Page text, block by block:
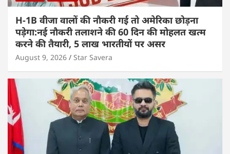
H-1B वीजा वालों की नौकरी गई तो अमेरिका छोड़ना
पड़ेगा:नई नौकरी तलाशने की 60 दिन की मोहलत खत्म
करने की तैयारी, 5 लाख भारतीयों पर असर
August 9, 2026 Star Savera